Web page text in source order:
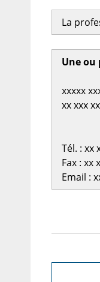
La
Une ou
xxxxx
xx xxx
Tél. : xx
Fax : xx
Email :